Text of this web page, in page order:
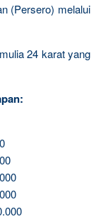
(Persero) melalui
24 karat yang